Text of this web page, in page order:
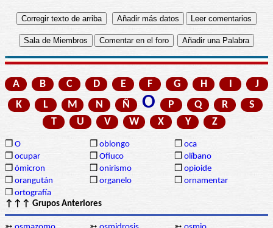
A B C D E F G H
J
K
L M N Ñ O P Q R
S
T
U V W X Y Z
❒ O ❒ oblongo ❒ oca
❒ ocupar ❒ Ofiuco ❒ olíbano
❒ ómicron ❒ onirismo ❒ opioide
❒ orangután ❒ organelo ❒ ornamentar
❒ ortografía
↑↑↑ Grupos Anteriores